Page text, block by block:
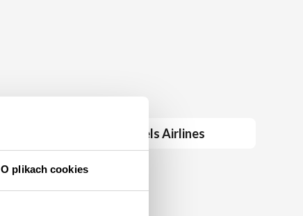
O plikach cookies
brussels Airlines
vueling